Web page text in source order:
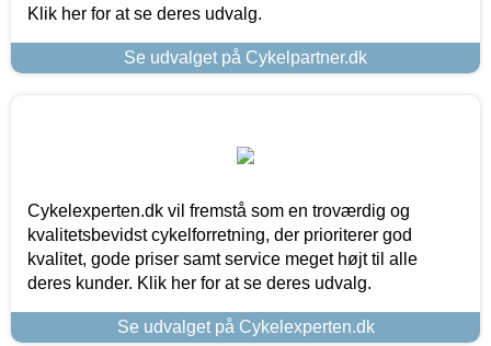
Klik her for at se deres udvalg.
Se udvalget på Cykelpartner.dk
Cykelexperten.dk vil fremstå som en troværdig og
kvalitetsbevidst cykelforretning, der prioriterer god
kvalitet, gode priser samt service meget højt til alle
deres kunder. Klik her for at se deres udvalg.
Se udvalget på Cykelexperten.dk